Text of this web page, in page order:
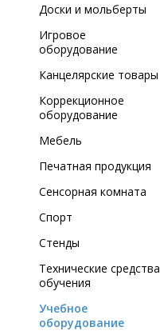
Доски и мольберты
Игровое
оборудование
Канцелярские товары
Коррекционное
оборудование
Мебель
Печатная продукция
Сенсорная комната
Спорт
Стенды
Технические средства
обучения
Учебное
оборудование